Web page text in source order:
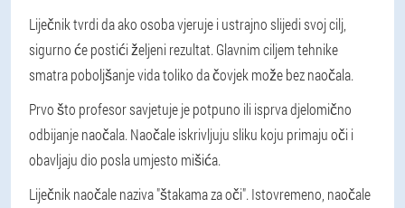
Liječnik tvrdi da ako osoba vjeruje i ustrajno slijedi svoj cilj,
sigurno će postići željeni rezultat. Glavnim ciljem tehnike
smatra poboljšanje vida toliko da čovjek može bez naočala.
Prvo što profesor savjetuje je potpuno ili isprva djelomično
odbijanje naočala. Naočale iskrivljuju sliku koju primaju oči i
obavljaju dio posla umjesto mišića.
Liječnik naočale naziva "štakama za oči". Istovremeno, naočale